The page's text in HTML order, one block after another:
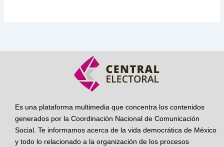
Es una plataforma multimedia que concentra los contenidos
generados por la Coordinación Nacional de Comunicación
Social. Te informamos acerca de la vida democrática de México
y todo lo relacionado a la organización de los procesos